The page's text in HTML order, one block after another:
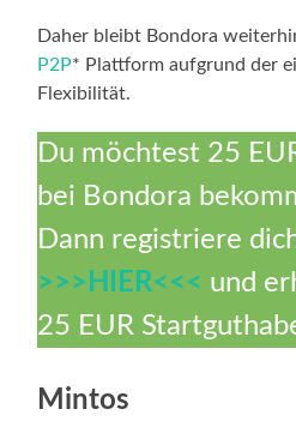
Daher bleibt Bondora
P2P* Plattform aufgrund der
Flexibilität.
Du möchtest 25
bei Bondora
Dann registriere
>>>HIER<<< und
25 EUR
Mintos